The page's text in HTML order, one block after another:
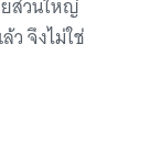
ยส่วนใหญ่
ว จึงไม่ใช่